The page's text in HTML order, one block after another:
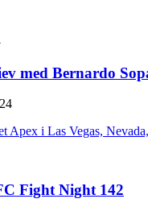
med Bernardo
Apex i Las Vegas,
Fight Night 142